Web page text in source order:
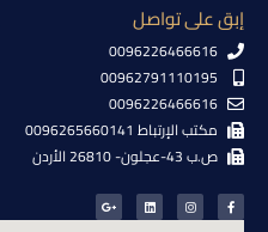
إبق على تواصل
0096226466616
00962791110195
0096226466616
مكتب الإرتباط 0096265660141
ص.ب 43-عجلون- 26810 الأردن